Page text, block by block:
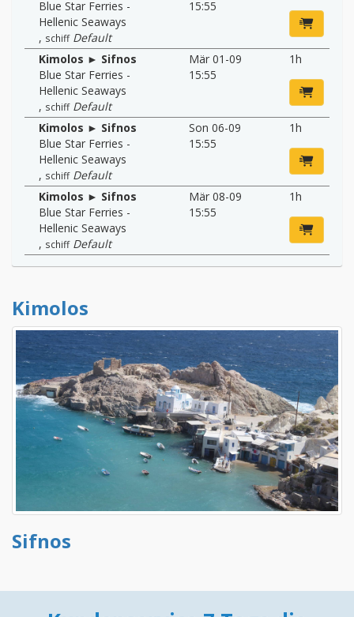
Blue Star Ferries -
Hellenic Seaways
, schiff Default
15:55
Kimolos ► Sifnos
Blue Star Ferries -
Hellenic Seaways
, schiff Default
Mär 01-09
15:55
1h
Kimolos ► Sifnos
Blue Star Ferries -
Hellenic Seaways
, schiff Default
Son 06-09
15:55
1h
Kimolos ► Sifnos
Blue Star Ferries -
Hellenic Seaways
, schiff Default
Mär 08-09
15:55
1h
Kimolos
Sifnos